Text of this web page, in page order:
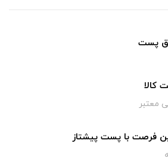
پست
کالا
معتبر
فرصت با پست پیشتاز